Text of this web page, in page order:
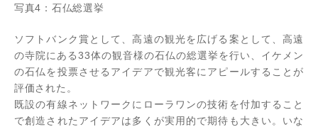
写真4：石仏総選挙
ソフトバンク賞として、高遠の観光を広げる案として、高遠
の寺院にある33体の観音様の石仏の総選挙を行い、イケメン
の石仏を投票させるアイデアで観光客にアピールすることが
評価された。
既設の有線ネットワークにローラワンの技術を付加すること
で創造されたアイデアは多くが実用的で期待も大きい。いな